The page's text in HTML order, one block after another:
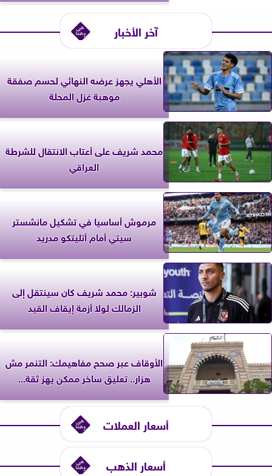
آخر الأخبار
الأهلي يجهز عرضه النهائي لحسم صفقة
موهبة غزل المحلة
محمد شريف على أعتاب الانتقال للشرطة
العراقي
مرموش أساسيا في تشكيل مانشستر
سيتي أمام أتليتكو مدريد
شوبير: محمد شريف كان سينتقل إلى
الزمالك لولا أزمة إيقاف القيد
الأوقاف عبر صحح مفاهيمك: التنمر مش
هزار.. تعليق ساخر ممكن يهز ثقة...
أسعار العملات
أسعار الذهب